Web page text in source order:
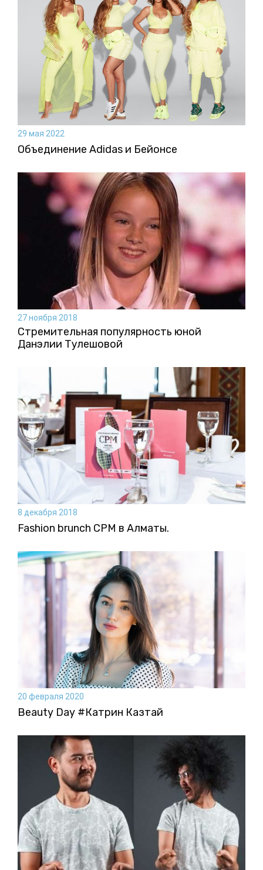
29 мая 2022
Объединение Adidas и Бейонсе
27 ноября 2018
Стремительная популярность юной
Данэлии Тулешовой
8 декабря 2018
Fashion brunch CPM в Алматы.
20 февраля 2020
Beauty Day #Катрин Казтай